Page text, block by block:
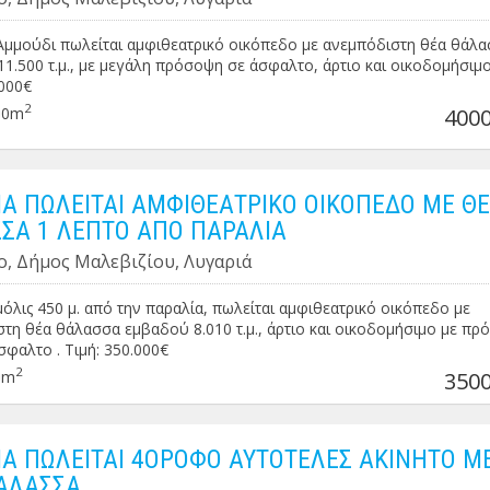
κουφώματα αλουμινίου με 2πλα τζάμια και σίτες,
- αφαλατωτή νερού και 2 ευρύχωρα κλειστά γκαράζ . Το
την μοναδική θέα που προσφέρει σε όλα του τα σημεία και
βεράντες, για τον εξωτερικό χώρο ο οποίος είναι
με τοιχίο αλλά και για την εξαιρετική κατασκευή του με
υλικά . Link τοποθεσίας : https://maps.app.goo.gl/
link : https://youtu.be/NQc-nHNczuk Τιμή: 490.000€ ΠΕΑ: Δ'
πωλείται αμφιθεατρικό οικόπεδο με ανεμπόδιστη θέα
τ.μ., με μεγάλη πρόσοψη σε άσφαλτο, άρτιο και
2
ΠΩΛΕΙΤΑΙ ΑΜΦΙΘΕΑΤΡΙΚΟ ΟΙΚΟΠΕΔΟ ΜΕ
1 ΛΕΠΤΟ ΑΠΟ ΠΑΡΑΛΙΑ
Δήμος Μαλεβιζίου, Λυγαριά
450 μ. από την παραλία, πωλείται αμφιθεατρικό οικόπεδο με
θέα θάλασσα εμβαδού 8.010 τ.μ., άρτιο και οικοδομήσιμο με
. Τιμή: 350.000€
2
ΠΩΛΕΙΤΑΙ 4ΟΡΟΦΟ ΑΥΤΟΤΕΛΕΣ ΑΚΙΝΗΤΟ